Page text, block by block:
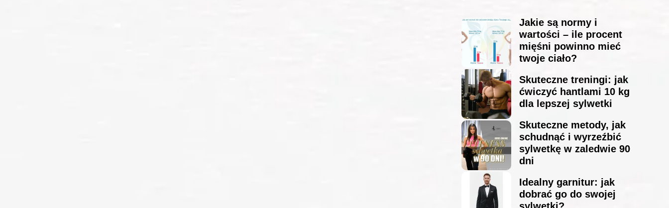
Jakie są normy i
wartości – ile procent
mięśni powinno mieć
twoje ciało?
Skuteczne treningi: jak
ćwiczyć hantlami 10 kg
dla lepszej sylwetki
Skuteczne metody, jak
schudnąć i wyrzeźbić
sylwetkę w zaledwie 90
dni
Idealny garnitur: jak
dobrać go do swojej